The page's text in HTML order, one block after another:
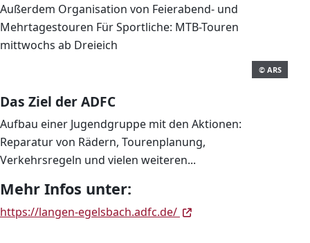
Außerdem Organisation von Feierabend- und
Mehrtagestouren Für Sportliche: MTB-Touren
mittwochs ab Dreieich
© ARS
Das Ziel der ADFC
Aufbau einer Jugendgruppe mit den Aktionen:
Reparatur von Rädern, Tourenplanung,
Verkehrsregeln und vielen weiteren...
Mehr Infos unter:
https://langen-egelsbach.adfc.de/ (öffnet in neuem
(öffnet in neuem